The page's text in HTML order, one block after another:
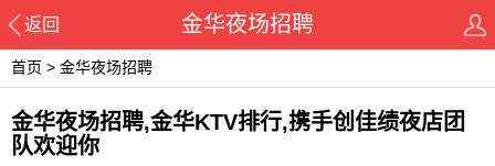
返回 金华夜场招聘
首页 > 金华夜场招聘
金华夜场招聘,金华KTV排行,携手创佳绩夜店团
队欢迎你